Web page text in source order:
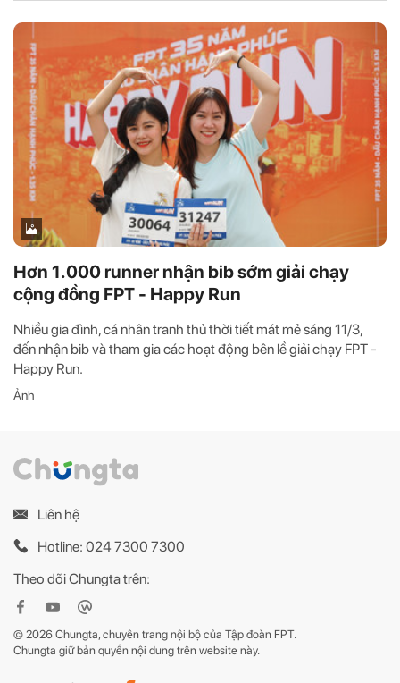
Hơn 1.000 runner nhận bib sớm giải chạy
cộng đồng FPT - Happy Run
Nhiều gia đình, cá nhân tranh thủ thời tiết mát mẻ sáng 11/3,
đến nhận bib và tham gia các hoạt động bên lề giải chạy FPT -
Happy Run.
Ảnh
Liên hệ
Hotline: 024 7300 7300
Theo dõi Chungta trên:
© 2026 Chungta, chuyên trang nội bộ của Tập đoàn FPT.
Chungta giữ bản quyền nội dung trên website này.